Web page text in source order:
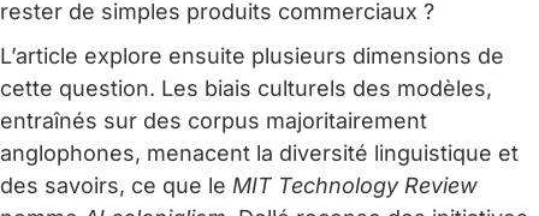
rester de simples produits commerciaux ?
L’article explore ensuite plusieurs dimensions de
cette question. Les biais culturels des modèles,
entraînés sur des corpus majoritairement
anglophones, menacent la diversité linguistique et
des savoirs, ce que le MIT Technology Review